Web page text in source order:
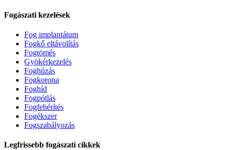
Fogászati kezelések
Fog implantátum
Fogkő eltávolítás
Fogtömés
Gyökérkezelés
Foghúzás
Fogkorona
Foghíd
Fogpótlás
Fogfehérítés
Fogékszer
Fogszabályozás
Legfrissebb fogászati cikkek